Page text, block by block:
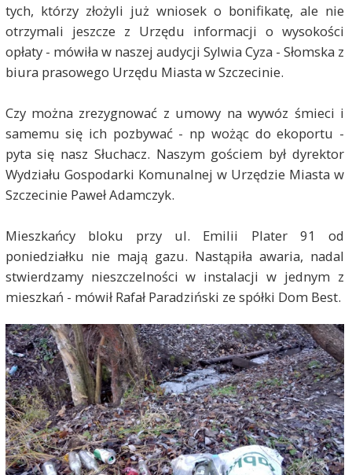
tych, którzy złożyli już wniosek o bonifikatę, ale nie
otrzymali jeszcze z Urzędu informacji o wysokości
opłaty - mówiła w naszej audycji Sylwia Cyza - Słomska z
biura prasowego Urzędu Miasta w Szczecinie.
Czy można zrezygnować z umowy na wywóz śmieci i
samemu się ich pozbywać - np wożąc do ekoportu -
pyta się nasz Słuchacz. Naszym gościem był dyrektor
Wydziału Gospodarki Komunalnej w Urzędzie Miasta w
Szczecinie Paweł Adamczyk.
Mieszkańcy bloku przy ul. Emilii Plater 91 od
poniedziałku nie mają gazu. Nastąpiła awaria, nadal
stwierdzamy nieszczelności w instalacji w jednym z
mieszkań - mówił Rafał Paradziński ze spółki Dom Best.